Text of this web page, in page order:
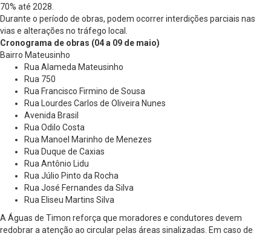
70% até 2028.
Durante o período de obras, podem ocorrer interdições parciais nas
vias e alterações no tráfego local.
Cronograma de obras (04 a 09 de maio)
Bairro Mateusinho
Rua Alameda Mateusinho
Rua 750
Rua Francisco Firmino de Sousa
Rua Lourdes Carlos de Oliveira Nunes
Avenida Brasil
Rua Odilo Costa
Rua Manoel Marinho de Menezes
Rua Duque de Caxias
Rua Antônio Lidu
Rua Júlio Pinto da Rocha
Rua José Fernandes da Silva
Rua Eliseu Martins Silva
A Águas de Timon reforça que moradores e condutores devem
redobrar a atenção ao circular pelas áreas sinalizadas. Em caso de